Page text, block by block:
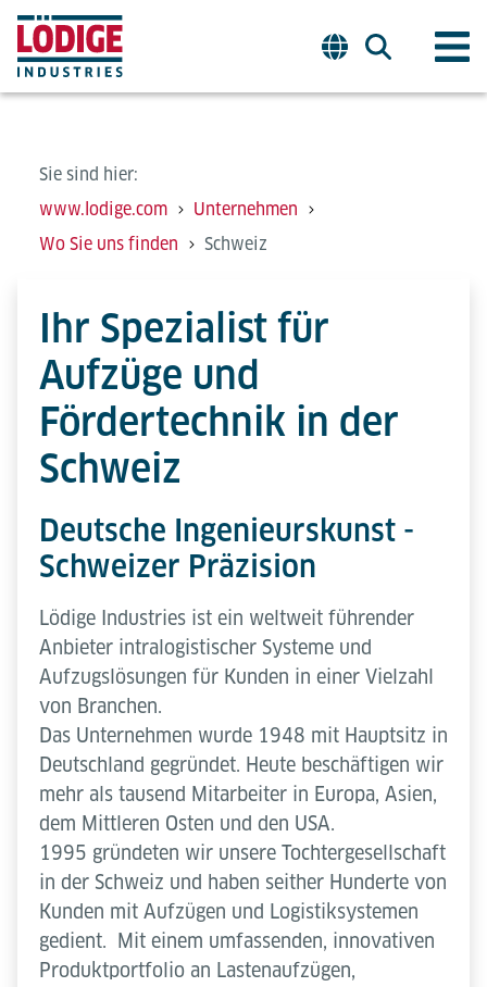
Sie sind hier:
www.lodige.com
Unternehmen
Wo Sie uns finden
Schweiz
Ihr Spezialist für
Aufzüge und
Fördertechnik in der
Schweiz
Deutsche Ingenieurskunst -
Schweizer Präzision
Lödige Industries ist ein weltweit führender
Anbieter intralogistischer Systeme und
Aufzugslösungen für Kunden in einer Vielzahl
von Branchen.
Das Unternehmen wurde 1948 mit Hauptsitz in
Deutschland gegründet. Heute beschäftigen wir
mehr als tausend Mitarbeiter in Europa, Asien,
dem Mittleren Osten und den USA.
1995 gründeten wir unsere Tochtergesellschaft
in der Schweiz und haben seither Hunderte von
Kunden mit Aufzügen und Logistiksystemen
gedient. Mit einem umfassenden, innovativen
Produktportfolio an Lastenaufzügen,